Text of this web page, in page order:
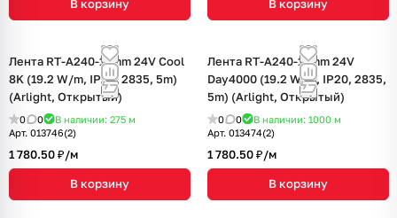
В корзину В корзину
Лента RT-A240-15mm 24V Cool
8K (19.2 W/m, IP20, 2835, 5m)
(Arlight, Открытый)
0 0 В наличии: 275 м
Арт. 013746(2)
1 780.50 ₽/м
В корзину
Лента RT-A240-15mm 24V
Day4000 (19.2 W/m, IP20, 2835,
5m) (Arlight, Открытый)
0 0 В наличии: 1000 м
Арт. 013474(2)
1 780.50 ₽/м
В корзину